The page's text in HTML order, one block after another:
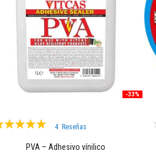
-33%
4 Reseñas
PVA – Adhesivo vínilico